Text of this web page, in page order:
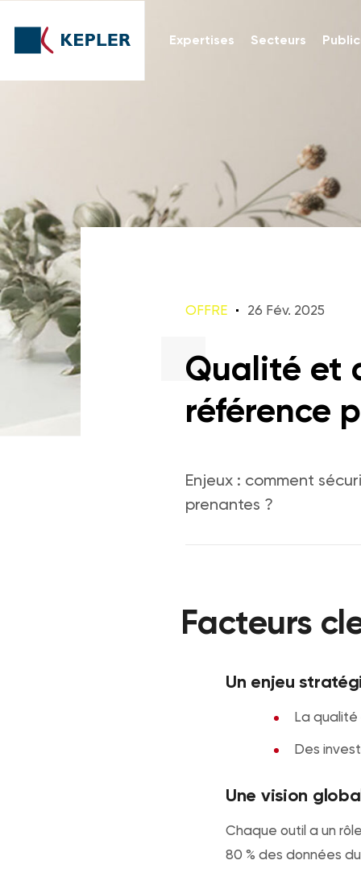
Expertises Secteurs
OFFRE 26 Fév. 2025
Qualité et
référence
Enjeux : comment
prenantes ?
Facteurs
Un enjeu
La
Des
Une vision
Chaque outil a un
80 % des données